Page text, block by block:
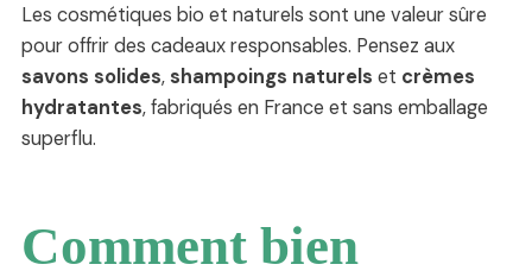
Les cosmétiques bio et naturels sont une valeur sûre
pour offrir des cadeaux responsables. Pensez aux
savons solides, shampoings naturels et crèmes
hydratantes, fabriqués en France et sans emballage
superflu.
Comment bien